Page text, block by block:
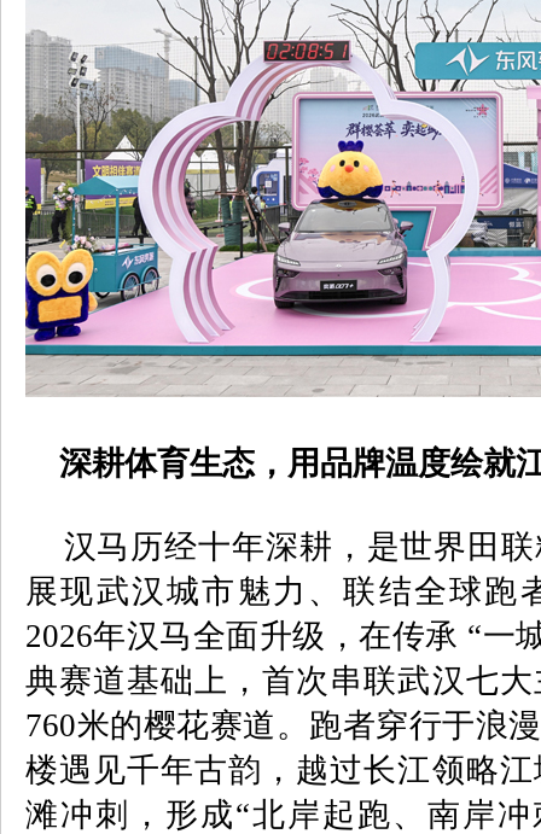
深耕体育生态，用品牌温度绘就
汉马历经十年深耕，是世界田联
展现武汉城市魅力、联结全球跑
2026年汉马全面升级，在传承 “一
典赛道基础上，首次串联武汉七
760米的樱花赛道。跑者穿行于浪
楼遇见千年古韵，越过长江领略
滩冲刺，形成“北岸起跑、南岸